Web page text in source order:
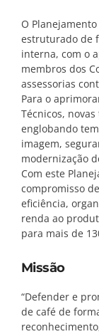
O
estruturado de
interna, com o
membros dos
assessorias
Para o
Técnicos,
englobando
imagem,
modernização
Com este
compromisso
eficiência,
renda ao
para mais de
Missão
“Defender e
de café de